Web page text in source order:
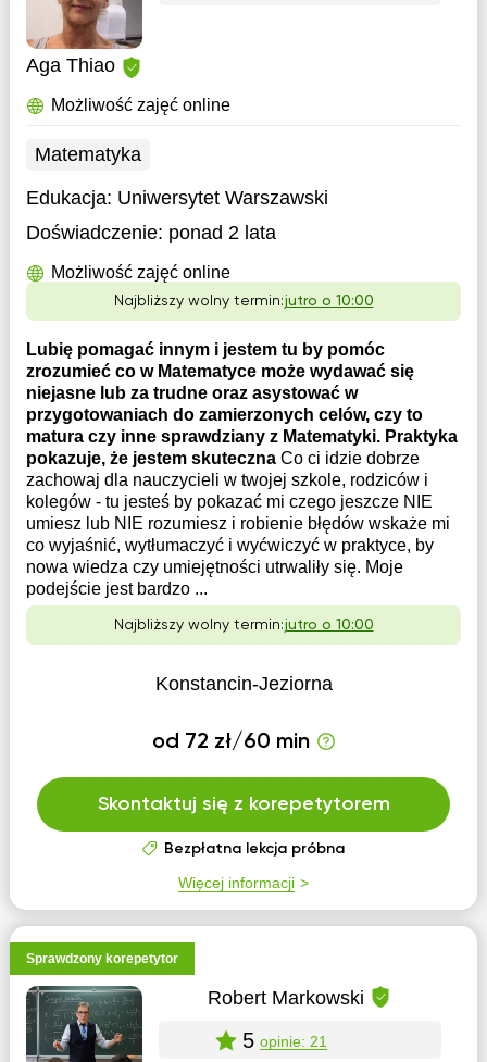
Aga Thiao
Możliwość zajęć online
Matematyka
Edukacja: Uniwersytet Warszawski
Doświadczenie: ponad 2 lata
Możliwość zajęć online
Najbliższy wolny termin:jutro o 10:00
Lubię pomagać innym i jestem tu by pomóc
zrozumieć co w Matematyce może wydawać się
niejasne lub za trudne oraz asystować w
przygotowaniach do zamierzonych celów, czy to
matura czy inne sprawdziany z Matematyki. Praktyka
pokazuje, że jestem skuteczna Co ci idzie dobrze
zachowaj dla nauczycieli w twojej szkole, rodziców i
kolegów - tu jesteś by pokazać mi czego jeszcze NIE
umiesz lub NIE rozumiesz i robienie błędów wskaże mi
co wyjaśnić, wytłumaczyć i wyćwiczyć w praktyce, by
nowa wiedza czy umiejętności utrwaliły się. Moje
podejście jest bardzo ...
Najbliższy wolny termin:jutro o 10:00
Konstancin-Jeziorna
od 72 zł/60 min
Skontaktuj się z korepetytorem
Bezpłatna lekcja próbna
Więcej informacji
Sprawdzony korepetytor
Robert Markowski
5 opinie: 21